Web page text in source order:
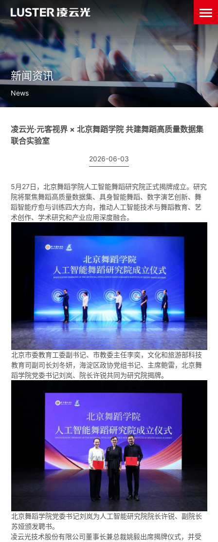
新闻资讯
News
凌云光·元客视界 × 北京舞蹈学院 共建舞蹈高质量数据集
联合实验室
2026-06-03
5月27日，北京舞蹈学院人工智能舞蹈研究院正式揭牌成立。研究
院将聚焦舞蹈高质量数据集、具身智能舞蹈、数字演艺创新、舞
蹈智能疗愈与训练四大方向，推动人工智能技术与舞蹈教育、艺
术创作、学术研究和产业应用深度融合。
北京市委教育工委副书记、市教委主任李奕，文化和旅游部科技
教育司副司长刘冬妍，海淀区政协党组书记、主席鲍雷，北京舞
蹈学院党委书记刘岚、院长许锐共同为研究院揭牌。
北京舞蹈学院党委书记刘岚为人工智能研究院院长许锐、副院长
苏娅颁发聘书。
凌云光技术股份有限公司董事长兼总裁姚毅出席揭牌仪式，并受